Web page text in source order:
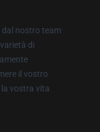
nostro team
di
il vostro
la vostra vita